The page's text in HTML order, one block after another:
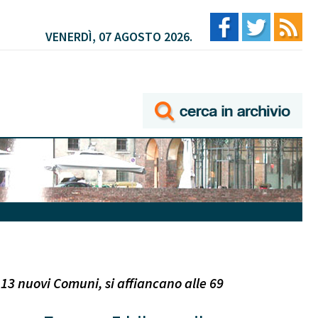
VENERDÌ, 07 AGOSTO 2026.
13 nuovi Comuni, si affiancano alle 69